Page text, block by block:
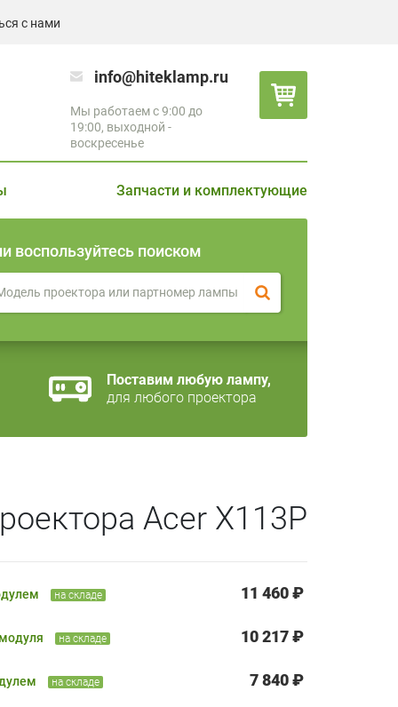
с нами
info@hiteklamp.ru
Мы работаем с 9:00 до
19:00, выходной -
воскресенье
Запчасти и комплектующие
воспользуйтесь поиском
Поставим любую лампу,
для любого проектора
Acer X113P
на складе 11 460 ₽
на складе 10 217 ₽
на складе 7 840 ₽